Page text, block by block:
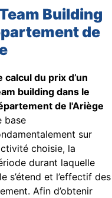
Building
de
calcul du prix d’un
building dans le
de l'Ariège
base
sur
choisie, la
durant laquelle
s’étend et l’effectif des
Afin d’obtenir